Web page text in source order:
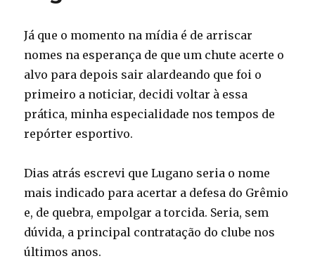
Já que o momento na mídia é de arriscar
nomes na esperança de que um chute acerte o
alvo para depois sair alardeando que foi o
primeiro a noticiar, decidi voltar à essa
prática, minha especialidade nos tempos de
repórter esportivo.
Dias atrás escrevi que Lugano seria o nome
mais indicado para acertar a defesa do Grêmio
e, de quebra, empolgar a torcida. Seria, sem
dúvida, a principal contratação do clube nos
últimos anos.